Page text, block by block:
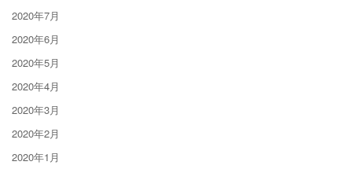
2020年7月
2020年6月
2020年5月
2020年4月
2020年3月
2020年2月
2020年1月